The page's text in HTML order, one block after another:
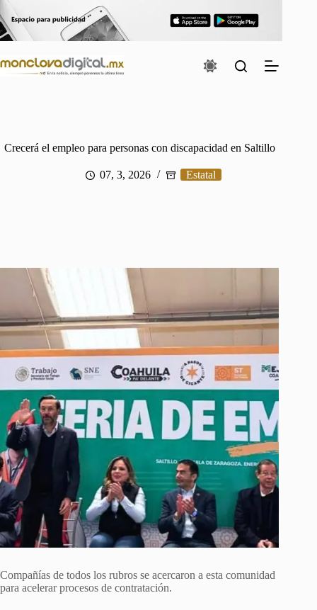
al
contenido
Crecerá el empleo para personas con discapacidad en Saltillo
07, 3, 2026 Estatal
Compañías de todos los rubros se acercaron a esta comunidad
para acelerar procesos de contratación.